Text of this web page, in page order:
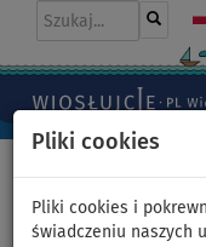
Pliki cookies
Pliki cookies i
świadczeniu naszych